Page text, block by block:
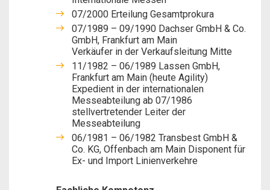
07/2000 Erteilung Gesamtprokura
07/1989 – 09/1990 Dachser GmbH & Co.
GmbH, Frankfurt am Main
Verkäufer in der Verkaufsleitung Mitte
11/1982 – 06/1989 Lassen GmbH,
Frankfurt am Main (heute Agility)
Expedient in der internationalen
Messeabteilung ab 07/1986
stellvertretender Leiter der
Messeabteilung
06/1981 – 06/1982 Transbest GmbH &
Co. KG, Offenbach am Main Disponent für
Ex- und Import Linienverkehre